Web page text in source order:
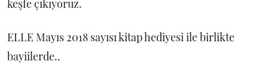
keşfe çıkıyoruz.
ELLE Mayıs 2018 sayısı kitap hediyesi ile birlikte
bayiilerde..